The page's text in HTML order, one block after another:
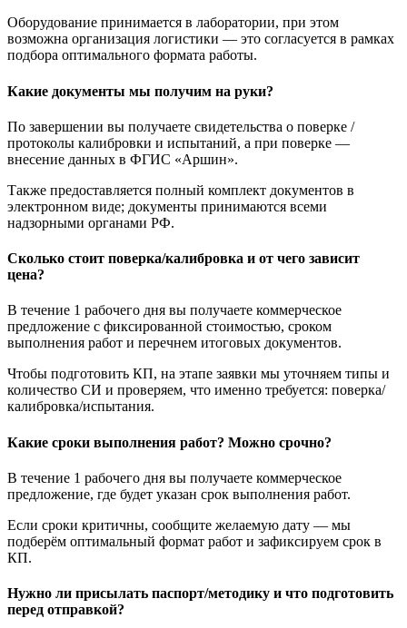
Оборудование принимается в лаборатории, при этом
возможна организация логистики — это согласуется в рамках
подбора оптимального формата работы.
Какие документы мы получим на руки?
По завершении вы получаете свидетельства о поверке /
протоколы калибровки и испытаний, а при поверке —
внесение данных в ФГИС «Аршин».
Также предоставляется полный комплект документов в
электронном виде; документы принимаются всеми
надзорными органами РФ.
Сколько стоит поверка/калибровка и от чего зависит
цена?
В течение 1 рабочего дня вы получаете коммерческое
предложение с фиксированной стоимостью, сроком
выполнения работ и перечнем итоговых документов.
Чтобы подготовить КП, на этапе заявки мы уточняем типы и
количество СИ и проверяем, что именно требуется: поверка/
калибровка/испытания.
Какие сроки выполнения работ? Можно срочно?
В течение 1 рабочего дня вы получаете коммерческое
предложение, где будет указан срок выполнения работ.
Если сроки критичны, сообщите желаемую дату — мы
подберём оптимальный формат работ и зафиксируем срок в
КП.
Нужно ли присылать паспорт/методику и что подготовить
перед отправкой?